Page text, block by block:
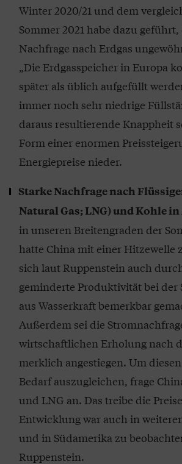
Winter 2020/21 und dem
Sommer 2021 habe dazu geführt,
Nachfrage nach Erdgas
„Die Erdgasspeicher in Europa
später als üblich aufgefüllt
immer noch sehr niedrige
daraus resultierende Knappheit
Form einer enormen
Energiepreise nieder.
Starke Nachfrage nach
Natural Gas; LNG) und Kohle
in unseren Breitengraden der
hatte China mit einer Hitzewelle
sich laut Ruppenstein auch
geminderte Produktivität bei der
aus Wasserkraft bemerkbar
Außerdem sei die
wirtschaftlichen Erholung nach
merklich angestiegen. Um
Bedarf auszugleichen, frage
und LNG an. Das treibe die
Entwicklung war auch in
und in Südamerika zu
Ruppenstein.